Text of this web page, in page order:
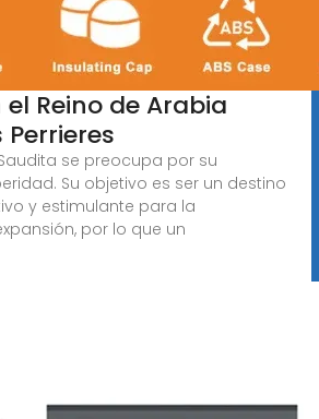
Reino de Arabia
se preocupa por su
Su objetivo es ser un destino
y estimulante para la
por lo que un